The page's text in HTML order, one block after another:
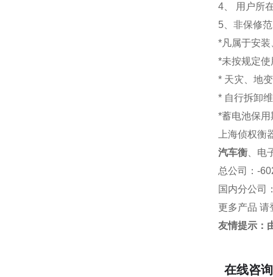
4、 用户所
5、非保修
*凡属于安
*未按规定
* 天灾、地
* 自行拆卸
*蓄电池保用
上海侦权
汽车衡 、
总公司
：-
国内分公司
更多产品 请
友情提示：
在线咨询